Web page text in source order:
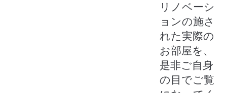
リノベーシ
ョンの施さ
れた実際の
お部屋を、
是非ご自身
の目でご覧